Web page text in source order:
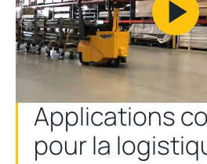
Applications
pour la